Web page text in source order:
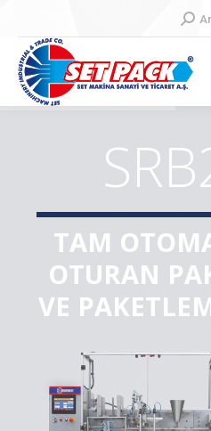
TAM
OTURAN
VE